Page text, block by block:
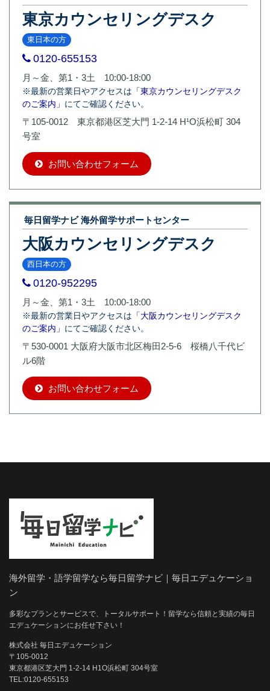
東京カウンセリングデスク
東日本の方
0120-655153
月～金、第1・3土 10:00-18:00
※最新の営業日やアクセスは 「東京カウンセリングデスク
のご案内」 にてご確認ください。
〒105-0012 東京都港区芝大門 1-2-14 H¹O浜松町 304
号室
お問い合わせフォーム
毎日留学ナビ 海外留学サポートセンター
大阪カウンセリングデスク
西日本の方
0120-952295
月～金、第1・3土 10:00-18:00
※最新の営業日やアクセスは 「大阪カウンセリングデスク
のご案内」 にてご確認ください。
〒530-0001 大阪府大阪市北区梅田2-5-6 桜橋八千代ビ
ル6階
お問い合わせフォーム
海外留学・語学留学なら毎日留学ナビ｜毎日エデュケーショ
ン
多彩なプランとサービスで、トータルサポート！留学なら信頼と実績の毎日
エデュケーションにお任せ下さい！
株式会社 毎日エデュケーション
〒105-0012
東京都港区芝大門 1-2-14 H1O浜松町 304号室
TEL:0120-655153